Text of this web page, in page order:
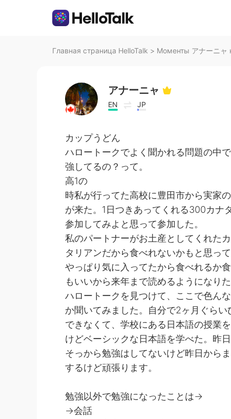
Главная страница HelloTalk > Моменты アナーニャ
アナーニャ
EN JP
カップうどん
ハロートークでよく聞かれる問題の中
強してるの？って。
高1の
時私が行ってた高校に豊田市から実家
が来た。1日つきあってくれる300カナ
参加してみよと思って参加した。
私のパートナーがお土産としてくれた
タリアンだから食べれないかもと思っ
やっぱり気に入ってたから食べれるか
もいいから来年まで読めるようになり
ハロートークを見つけて、ここで色ん
か聞いてみました。自分で2ヶ月ぐら
できなくて、学校にある日本語の授業
けどベーシックな日本語を学べた。昨
そっから勉強はしてないけど昨日から
するけど頑張ります。
勉強以外で勉強になったことは→
→会話